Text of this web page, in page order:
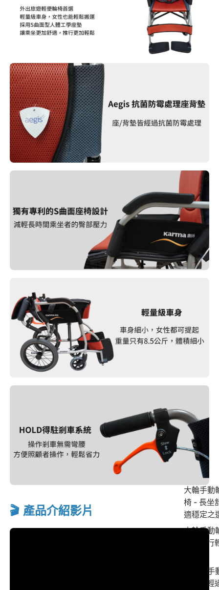
大輪手動
椅 - 長坐
適穩定之
小輪手動
椅 - 推行
超輕量手
輪椅 - 輕
🎬 產品介紹影片